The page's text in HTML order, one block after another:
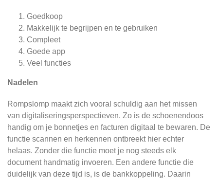
Goedkoop
Makkelijk te begrijpen en te gebruiken
Compleet
Goede app
Veel functies
Nadelen
Rompslomp maakt zich vooral schuldig aan het missen
van digitaliseringsperspectieven. Zo is de schoenendoos
handig om je bonnetjes en facturen digitaal te bewaren. De
functie scannen en herkennen ontbreekt hier echter
helaas. Zonder die functie moet je nog steeds elk
document handmatig invoeren. Een andere functie die
duidelijk van deze tijd is, is de bankkoppeling. Daarin